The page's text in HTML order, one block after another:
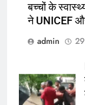
बच्चों के
ने UNICEF
admin